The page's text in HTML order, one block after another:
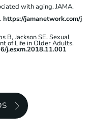
with aging. JAMA.
https://jamanetwork.com/j
B, Jackson SE. Sexual
of Life in Older Adults.
j.esxm.2018.11.001